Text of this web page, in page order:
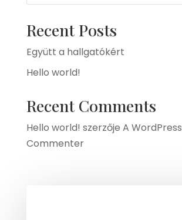
Recent Posts
Együtt a hallgatókért
Hello world!
Recent Comments
Hello world! szerzője A WordPress
Commenter